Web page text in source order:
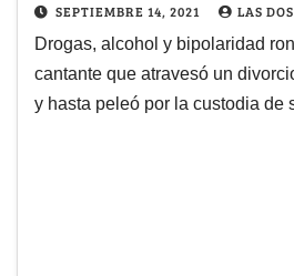
SEPTIEMBRE 14, 2021 LAS
Drogas, alcohol y bipolaridad
cantante que atravesó un
y hasta peleó por la custodia de